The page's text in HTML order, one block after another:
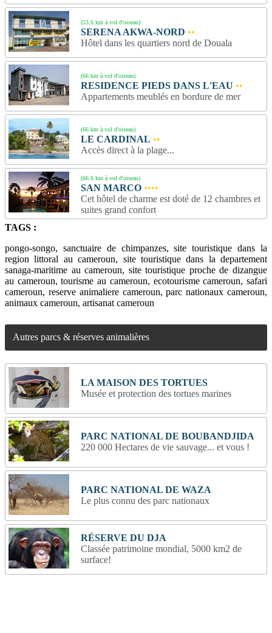
(53.6 km à vol d'oiseau)
SERENA AKWA-NORD ••
Hôtel dans les quartiers nord de Douala
(66 km à vol d'oiseau)
RESIDENCE PIEDS DANS L'EAU ••
Appartements meublés en bordure de mer
(66 km à vol d'oiseau)
LE CARDINAL ••
Accès direct à la plage...
(66.6 km à vol d'oiseau)
SAN MARCO ••••
Cet hôtel de charme est doté de 12 chambres et
suites grand confort
TAGS :
pongo-songo, sanctuaire de chimpanzes, site touristique dans la
region littoral au cameroun, site touristique dans la departement
sanaga-maritime au cameroun, site touristique proche de dizangue
au cameroun, tourisme au cameroun, ecotourisme cameroun, safari
cameroun, reserve animaliere cameroun, parc nationaux cameroun,
animaux cameroun, artisanat cameroun
Autres parcs & réserves animalières
LA MAISON DES TORTUES
Musée et protection des tortues marines
PARC NATIONAL DE BOUBANDJIDA
220 000 Hectares de vie sauvage... et vous !
PARC NATIONAL DE WAZA
Le plus connu des parc nationaux
RÉSERVE DU DJA
Classée patrimoine mondial, 5000 km2 de
surface!